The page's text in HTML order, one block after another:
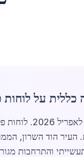
כללית על
העיר הוד השרון,